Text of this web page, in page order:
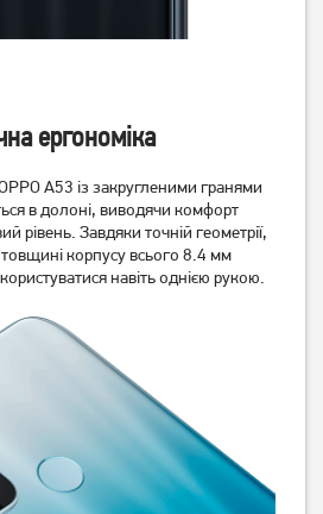
Смартфон Xiaomi Redmi
Black NFC (Global) (із
зарядним пристроєм)
11 139грн
9 449грн
ергономіка
A53 із закругленими гранями
в долоні, виводячи комфорт
рівень. Завдяки точній геометрії,
товщині корпусу всього 8.4 мм
навіть однією рукою.